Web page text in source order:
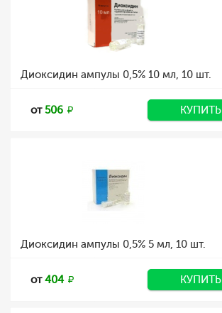
Диоксидин ампулы 0,5% 10 мл, 10 шт.
от506 КУПИТЬ
Диоксидин ампулы 0,5% 5 мл, 10 шт.
от404 КУПИТЬ